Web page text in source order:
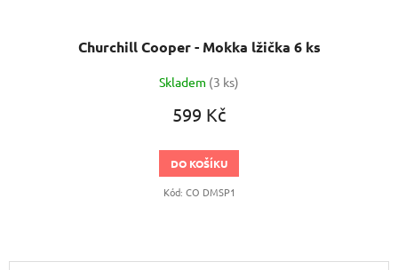
Churchill Cooper - Mokka lžička 6 ks
Skladem (3 ks)
599 Kč
DO KOŠÍKU
Kód: CO DMSP1